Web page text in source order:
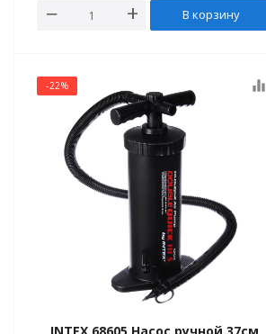
В корзину
-22% equalizer